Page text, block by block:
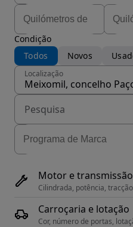
Condição
Todos
Novos
Localização
Motor e transmissão
Cilindrada, potência, tracção
Carroçaria e lotação
Cor, número de portas,